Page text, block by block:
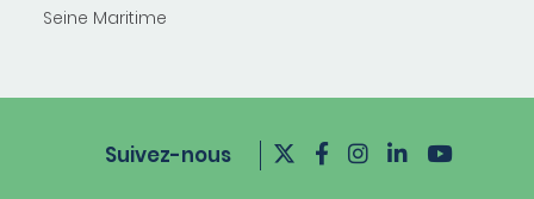
Seine Maritime
Suivez-nous